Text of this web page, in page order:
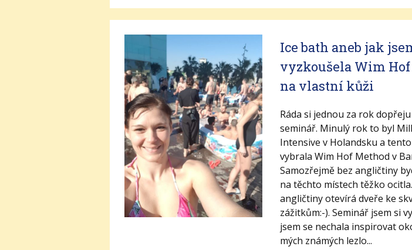
Ice bath aneb jak
vyzkoušela Wim
na vlastní kůži
Ráda si jednou za rok
seminář. Minulý rok to byl
Intensive v Holandsku a
vybrala Wim Hof Method v
Samozřejmě bez angličtiny
na těchto místech těžko
angličtiny otevírá dveře ke
zážitkům:-). Seminář jsem si
jsem se nechala inspirovat
mých známých lezlo...